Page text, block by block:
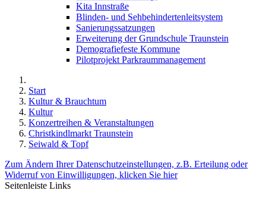
Kita Innstraße
Blinden- und Sehbehindertenleitsystem
Sanierungssatzungen
Erweiterung der Grundschule Traunstein
Demografiefeste Kommune
Pilotprojekt Parkraummanagement
Start
Kultur & Brauchtum
Kultur
Konzertreihen & Veranstaltungen
Christkindlmarkt Traunstein
Seiwald & Topf
Zum Ändern Ihrer Datenschutzeinstellungen, z.B. Erteilung oder
Widerruf von Einwilligungen, klicken Sie hier
Seitenleiste Links